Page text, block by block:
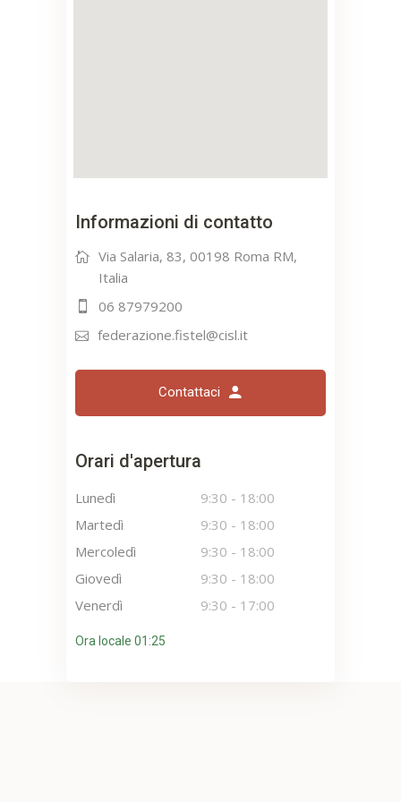
Informazioni di contatto
Via Salaria, 83, 00198 Roma RM,
Italia
06 87979200
federazione.fistel@cisl.it
Contattaci
Orari d'apertura
Lunedì 9:30 - 18:00
Martedì
9:30 - 18:00
Mercoledì
9:30 - 18:00
Giovedì
9:30 - 18:00
Venerdì
9:30 - 17:00
Ora locale 01:25